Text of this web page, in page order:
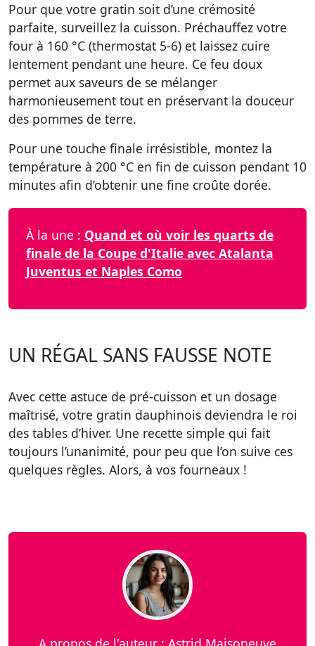
Pour que votre gratin soit d’une crémosité
parfaite, surveillez la cuisson. Préchauffez votre
four à 160 °C (thermostat 5-6) et laissez cuire
lentement pendant une heure. Ce feu doux
permet aux saveurs de se mélanger
harmonieusement tout en préservant la douceur
des pommes de terre.
Pour une touche finale irrésistible, montez la
température à 200 °C en fin de cuisson pendant 10
minutes afin d’obtenir une fine croûte dorée.
À la une : Quand et où voir les quarts de
finale de la Coupe d'Italie avec Atalanta
Juventus et Naples Como
UN RÉGAL SANS FAUSSE NOTE
Avec cette astuce de pré-cuisson et un dosage
maîtrisé, votre gratin dauphinois deviendra le roi
des tables d’hiver. Une recette simple qui fait
toujours l’unanimité, pour peu que l’on suive ces
quelques règles. Alors, à vos fourneaux !